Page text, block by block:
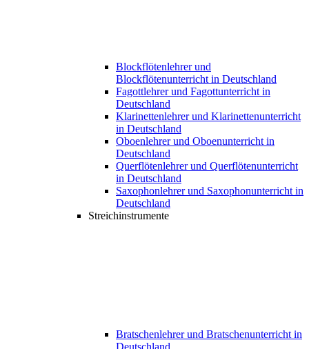
Blockflötenlehrer und
Blockflötenunterricht in Deutschland
Fagottlehrer und Fagottunterricht in
Deutschland
Klarinettenlehrer und Klarinettenunterricht
in Deutschland
Oboenlehrer und Oboenunterricht in
Deutschland
Querflötenlehrer und Querflötenunterricht
in Deutschland
Saxophonlehrer und Saxophonunterricht in
Deutschland
Streichinstrumente
Bratschenlehrer und Bratschenunterricht in
Deutschland